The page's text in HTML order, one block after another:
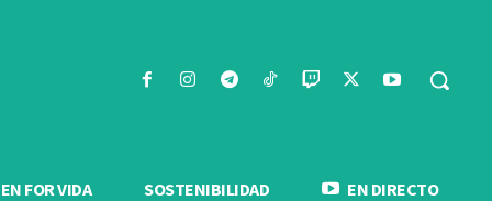
FOR VIDA SOSTENIBILIDAD EN DIRECTO